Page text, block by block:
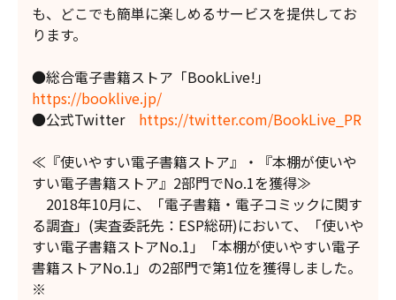
も、どこでも簡単に楽しめるサービスを提供してお
ります。
●総合電子書籍ストア「BookLive!」
https://booklive.jp/
●公式Twitter https://twitter.com/BookLive_PR
≪『使いやすい電子書籍ストア』・『本棚が使いや
すい電子書籍ストア』2部門でNo.1を獲得≫
2018年10月に、「電子書籍・電子コミックに関す
る調査」(実査委託先：ESP総研)において、「使いや
すい電子書籍ストアNo.1」「本棚が使いやすい電子
書籍ストアNo.1」の2部門で第1位を獲得しました。
※